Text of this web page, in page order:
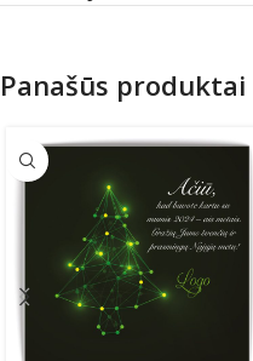
Panašūs produktai